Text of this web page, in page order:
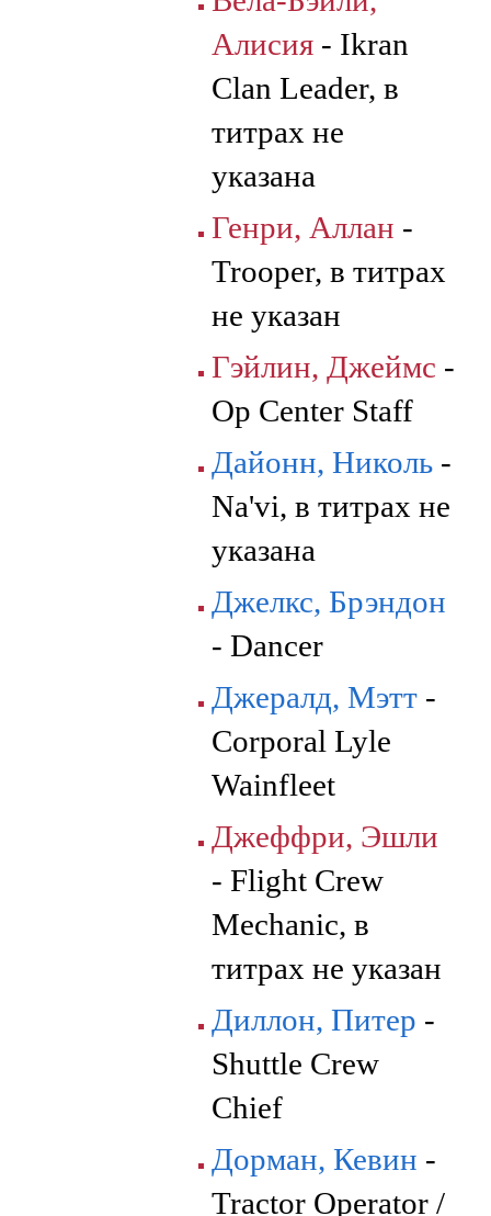
Алисия - Ikran
Clan Leader, в
титрах не
указана
Генри, Аллан -
Trooper, в титрах
не указан
Гэйлин, Джеймс -
Op Center Staff
Дайонн, Николь -
Na'vi, в титрах не
указана
Джелкс, Брэндон
- Dancer
Джералд, Мэтт -
Corporal Lyle
Wainfleet
Джеффри, Эшли
- Flight Crew
Mechanic, в
титрах не указан
Диллон, Питер -
Shuttle Crew
Chief
Дорман, Кевин -
Tractor Operator /